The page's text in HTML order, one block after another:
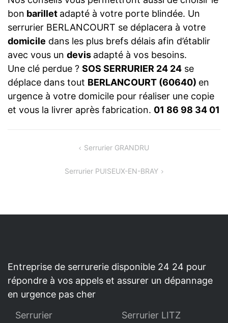
bon barillet adapté à votre porte blindée. Un
serrurier BERLANCOURT se déplacera à votre
domicile dans les plus brefs délais afin d’établir
avec vous un devis adapté à vos besoins.
Une clé perdue ? SOS SERRURIER 24 24 se
déplace dans tout BERLANCOURT (60640) en
urgence à votre domicile pour réaliser une copie
et vous la livrer après fabrication. 01 86 98 34 01
Serrurier GRANDRU
Serrurier PUISEUX-EN-BRAY
Entreprise de serrurerie disponible 24 24 pour
répondre à vos appels et assurer un dépannage
en urgence pas cher
Serrurier
Serrurier LITZ